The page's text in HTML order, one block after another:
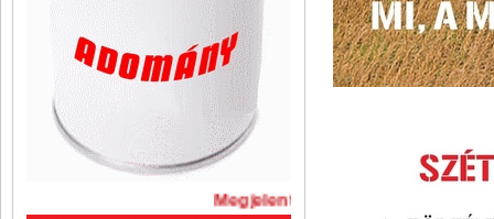
Megjelent A Szabadság legújabb